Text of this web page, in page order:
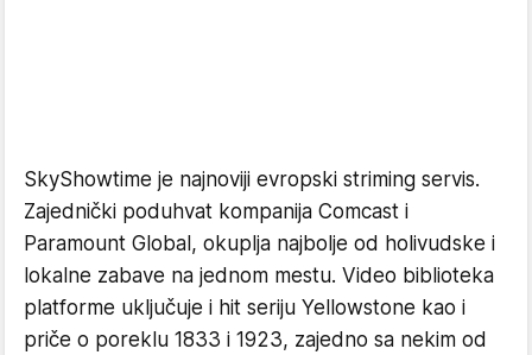
SkyShowtime je najnoviji evropski striming servis.
Zajednički poduhvat kompanija Comcast i
Paramount Global, okuplja najbolje od holivudske i
lokalne zabave na jednom mestu. Video biblioteka
platforme uključuje i hit seriju Yellowstone kao i
priče o poreklu 1833 i 1923, zajedno sa nekim od